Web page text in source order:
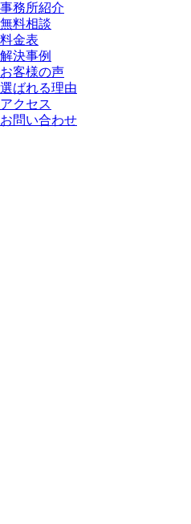
事務所紹介
無料相談
料金表
解決事例
お客様の声
選ばれる理由
アクセス
お問い合わせ